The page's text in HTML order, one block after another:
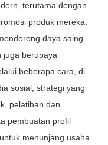
terutama dengan
produk mereka.
daya saing
juga berupaya
beberapa cara, di
sosial, strategi yang
pelatihan dan
pembuatan profil
menunjang usaha.